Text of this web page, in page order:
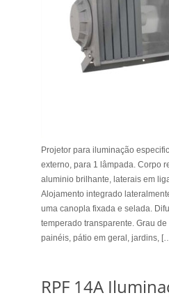
Projetor para iluminação
externo, para 1 lâmpada. Corpo
aluminio brilhante, laterais em
Alojamento integrado
uma canopla fixada e selada.
temperado transparente. Grau
painéis, pátio em geral, jardins,
RPF 14A